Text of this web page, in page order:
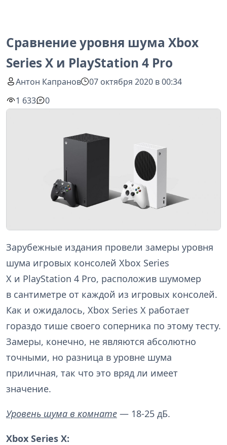
Сравнение уровня шума Xbox
Series X и PlayStation 4 Pro
Антон Капранов
07 октября 2020 в 00:34
1 633
0
Зарубежные издания провели замеры уровня
шума игровых консолей Xbox Series
X и PlayStation 4 Pro, расположив шумомер
в сантиметре от каждой из игровых консолей.
Как и ожидалось, Xbox Series X работает
гораздо тише своего соперника по этому тесту.
Замеры, конечно, не являются абсолютно
точными, но разница в уровне шума
приличная, так что это вряд ли имеет
значение.
Уровень шума в комнате — 18-25 дБ.
Xbox Series X: